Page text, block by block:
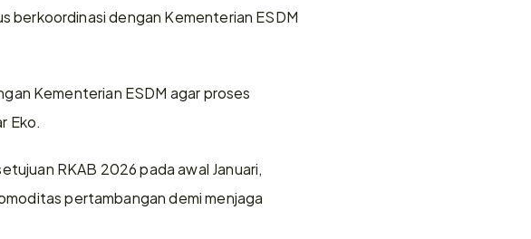
berkoordinasi dengan Kementerian ESDM
Kementerian ESDM agar proses
Eko.
RKAB 2026 pada awal Januari,
pertambangan demi menjaga